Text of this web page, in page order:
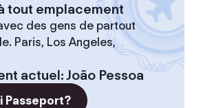
tout emplacement
des gens de partout
Paris, Los Angeles,
actuel:João Pessoa
Passeport?